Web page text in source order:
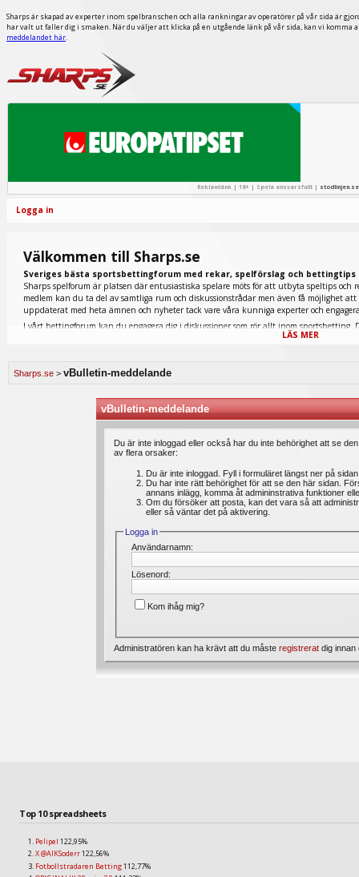
Sharps är skapad av experter inom spelbranschen och alla rankningar av operatörer på vår sida är
har valt ut faller dig i smaken. När du väljer att klicka på en utgående länk på vår sida, kan vi
meddelandet här.
Reklamlänk | 18+ | Spela ansvarsfullt | stodlinjen.se
Logga in
Välkommen till Sharps.se
Sveriges bästa sportsbettingforum med rekar, spelförslag och bettingtips
Sharps spelforum är platsen där entusiastiska spelare möts för att utbyta speltips och
medlem kan du ta del av samtliga rum och diskussionstrådar men även få möjlighet
uppdaterat med heta ämnen och nyheter tack vare våra kunniga experter och
I vårt bettingforum kan du engagera dig i diskussioner som rör allt inom sportsbetting.
tennis finns representerade nedan men även extremt populära fantasy sports och e-
Vi lägger ständigt ut nya artiklar i vårt oddsforum där medlemmar kan läsa
förbättras. Välkommen!
Bli medlem gratishos oss och du kommer att få möjlighet att skapa trådar, skriva
LÄS MER
Sharps.se > vBulletin-meddelande
vBulletin-meddelande
Du är inte inloggad eller också har du inte behörighet att se
av flera orsaker:
Du är inte inloggad. Fyll i formuläret längst ner på
Du har inte rätt behörighet för att se den här sidan.
annans inlägg, komma åt admininstrativa funktioner
Om du försöker att posta, kan det vara så att
eller så väntar det på aktivering.
Logga in
Användarnamn:
Lösenord:
Kom ihåg mig?
Administratören kan ha krävt att du måste registrerat dig innan
Top 10 spreadsheets
Pelipel 122,95%
X @AIKSoderr122,56%
Fotbollstradaren Betting112,77%